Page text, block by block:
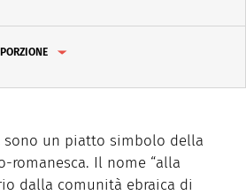
sono un piatto simbolo della
romanesca. Il nome “alla
dalla comunità ebraica di